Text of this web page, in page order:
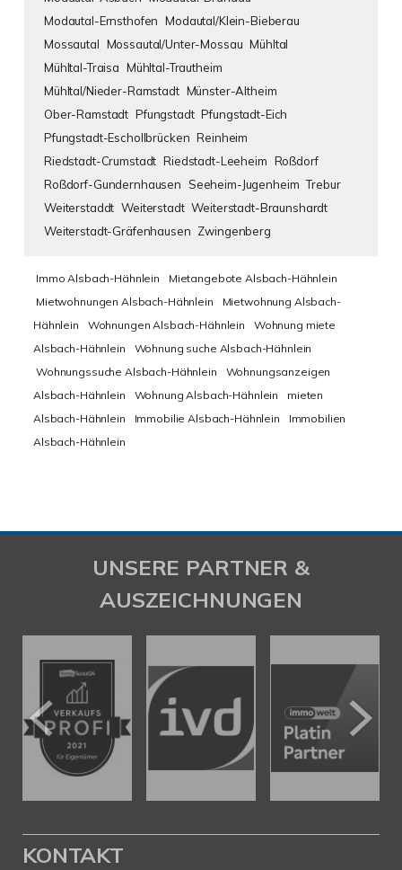
Modautal-Ernsthofen Modautal/Klein-Bieberau
Mossautal Mossautal/Unter-Mossau Mühltal
Mühltal-Traisa Mühltal-Trautheim
Mühltal/Nieder-Ramstadt Münster-Altheim
Ober-Ramstadt Pfungstadt Pfungstadt-Eich
Pfungstadt-Eschollbrücken Reinheim
Riedstadt-Crumstadt Riedstadt-Leeheim Roßdorf
Roßdorf-Gundernhausen Seeheim-Jugenheim Trebur
Weiterstaddt Weiterstadt Weiterstadt-Braunshardt
Weiterstadt-Gräfenhausen Zwingenberg
Immo Alsbach-Hähnlein
Mietangebote Alsbach-Hähnlein
Mietwohnungen Alsbach-Hähnlein
Mietwohnung Alsbach-
Hähnlein
Wohnungen Alsbach-Hähnlein
Wohnung miete
Alsbach-Hähnlein
Wohnung suche Alsbach-Hähnlein
Wohnungssuche Alsbach-Hähnlein
Wohnungsanzeigen
Alsbach-Hähnlein
Wohnung Alsbach-Hähnlein
mieten
Alsbach-Hähnlein
Immobilie Alsbach-Hähnlein
Immobilien
Alsbach-Hähnlein
UNSERE PARTNER &
AUSZEICHNUNGEN
KONTAKT